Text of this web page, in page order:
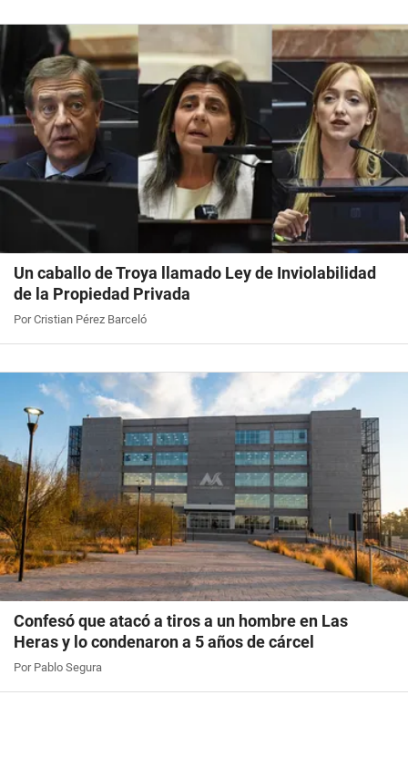
Un caballo de Troya llamado Ley de Inviolabilidad
de la Propiedad Privada
Por Cristian Pérez Barceló
Confesó que atacó a tiros a un hombre en Las
Heras y lo condenaron a 5 años de cárcel
Por Pablo Segura